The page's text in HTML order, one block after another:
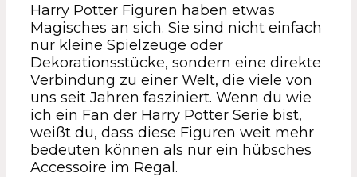
Harry Potter Figuren haben etwas
Magisches an sich. Sie sind nicht einfach
nur kleine Spielzeuge oder
Dekorationsstücke, sondern eine direkte
Verbindung zu einer Welt, die viele von
uns seit Jahren fasziniert. Wenn du wie
ich ein Fan der Harry Potter Serie bist,
weißt du, dass diese Figuren weit mehr
bedeuten können als nur ein hübsches
Accessoire im Regal.